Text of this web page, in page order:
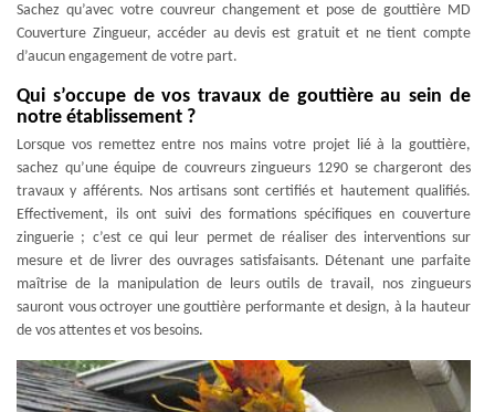
Sachez qu’avec votre couvreur changement et pose de gouttière MD
Couverture Zingueur, accéder au devis est gratuit et ne tient compte
d’aucun engagement de votre part.
Qui s’occupe de vos travaux de gouttière au sein de
notre établissement ?
Lorsque vos remettez entre nos mains votre projet lié à la gouttière,
sachez qu’une équipe de couvreurs zingueurs 1290 se chargeront des
travaux y afférents. Nos artisans sont certifiés et hautement qualifiés.
Effectivement, ils ont suivi des formations spécifiques en couverture
zinguerie ; c’est ce qui leur permet de réaliser des interventions sur
mesure et de livrer des ouvrages satisfaisants. Détenant une parfaite
maîtrise de la manipulation de leurs outils de travail, nos zingueurs
sauront vous octroyer une gouttière performante et design, à la hauteur
de vos attentes et vos besoins.